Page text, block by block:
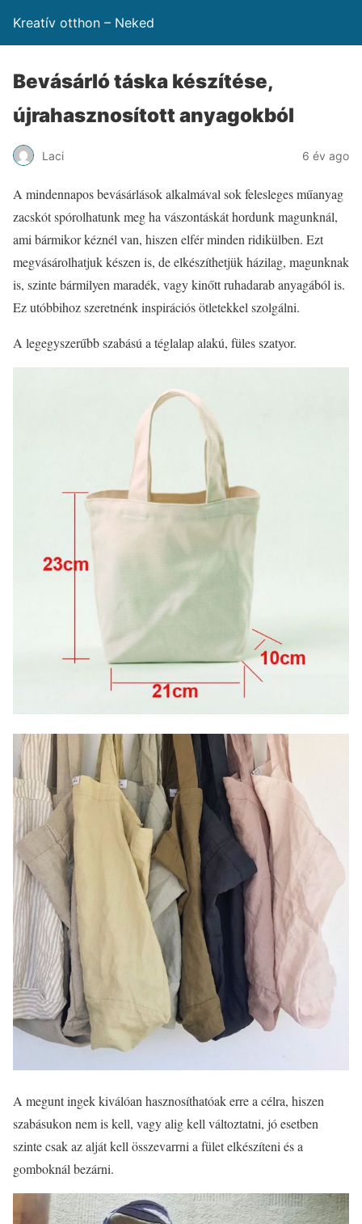
Kreatív otthon – Neked
Bevásárló táska készítése,
újrahasznosított anyagokból
Laci 6 év ago
A mindennapos bevásárlások alkalmával sok felesleges műanyag
zacskót spórolhatunk meg ha vászontáskát hordunk magunknál,
ami bármikor kéznél van, hiszen elfér minden ridikülben. Ezt
megvásárolhatjuk készen is, de elkészíthetjük házilag, magunknak
is, szinte bármilyen maradék, vagy kinőtt ruhadarab anyagából is.
Ez utóbbihoz szeretnénk inspirációs ötletekkel szolgálni.
A legegyszerűbb szabású a téglalap alakú, füles szatyor.
A megunt ingek kiválóan hasznosíthatóak erre a célra, hiszen
szabásukon nem is kell, vagy alig kell változtatni, jó esetben
szinte csak az alját kell összevarrni a fület elkészíteni és a
gomboknál bezárni.